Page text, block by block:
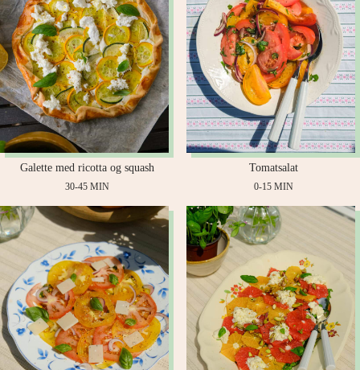
Galette med ricotta og squash
30-45 MIN
Tomatsalat
0-15 MIN